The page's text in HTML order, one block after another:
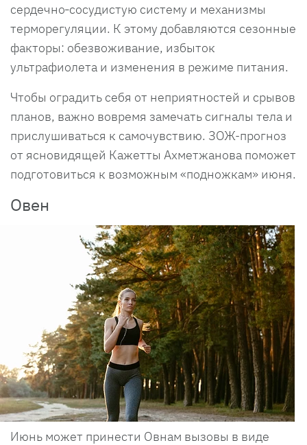
сердечно‑сосудистую систему и механизмы
терморегуляции. К этому добавляются сезонные
факторы: обезвоживание, избыток
ультрафиолета и изменения в режиме питания.
Чтобы оградить себя от неприятностей и срывов
планов, важно вовремя замечать сигналы тела и
прислушиваться к самочувствию. ЗОЖ-прогноз
от ясновидящей Кажетты Ахметжанова поможет
подготовиться к возможным «подножкам» июня.
Овен
Июнь может принести Овнам вызовы в виде